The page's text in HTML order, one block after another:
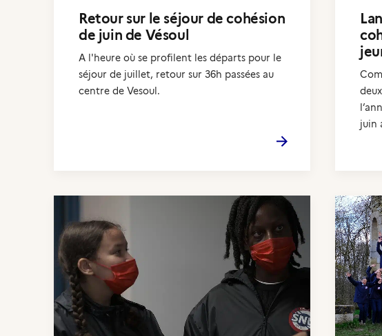
Retour sur le séjour de cohésion
de juin de Vésoul
A l'heure où se profilent les départs pour le
séjour de juillet, retour sur 36h passées au
centre de Vesoul.
juin